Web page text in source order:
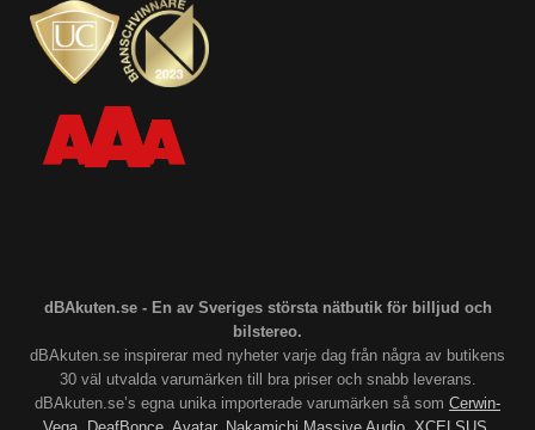
dBAkuten.se - En av Sveriges största nätbutik för billjud och
bilstereo.
dBAkuten.se inspirerar med nyheter varje dag från några av butikens
30 väl utvalda varumärken till bra priser och snabb leverans.
dBAkuten.se’s egna unika importerade varumärken så som Cerwin-